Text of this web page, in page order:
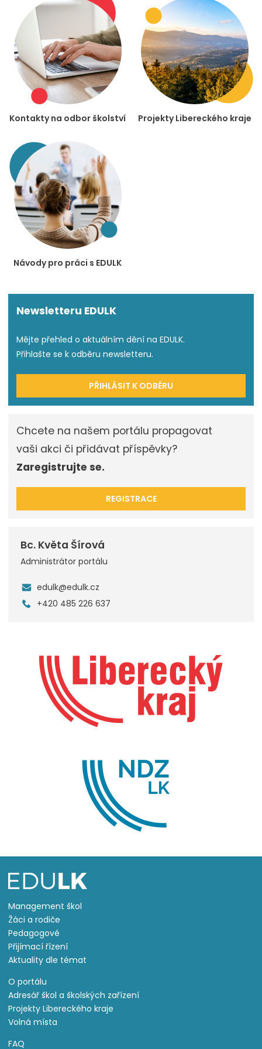
Kontakty na odbor školství Projekty Libereckého kraje
Návody pro práci s EDULK
Newsletteru EDULK
Mějte přehled o aktuálním dění na EDULK.
Přihlašte se k odběru newsletteru.
PŘIHLÁSIT K ODBĚRU
Chcete na našem portálu propagovat
vaši akci či přidávat příspěvky?
Zaregistrujte se.
REGISTRACE
Bc. Květa Šírová
Administrátor portálu
edulk@edulk.cz
+420 485 226 637
Management škol
Žáci a rodiče
Pedagogové
Přijímací řízení
Aktuality dle témat
O portálu
Adresář škol a školských zařízení
Projekty Libereckého kraje
Volná místa
FAQ